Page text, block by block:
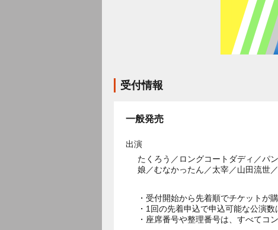
受付情報
一般発売
出演
たくろう／ロングコートダディ／パ
娘／むなかったん／太宰／山田流世
・受付開始から先着順でチケットが
・1回の先着申込で申込可能な公演数
・座席番号や整理番号は、すべてコ